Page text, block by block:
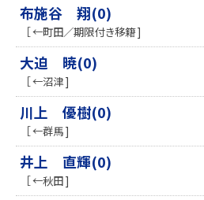
布施谷 翔(0)
［ ←町田／期限付き移籍 ]
大迫 暁(0)
［ ←沼津 ]
川上 優樹(0)
［ ←群馬 ]
井上 直輝(0)
［ ←秋田 ]